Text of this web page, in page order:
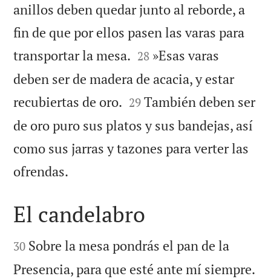
anillos deben quedar junto al reborde, a
fin de que por ellos pasen las varas para
transportar la mesa. 

28 »Esas varas
deben ser de madera de acacia, y estar
recubiertas de oro. 

29 También deben ser
de oro puro sus platos y sus bandejas, así
como sus jarras y tazones para verter las
ofrendas.

El candelabro

30 Sobre la mesa pondrás el pan de la
Presencia, para que esté ante mí siempre.